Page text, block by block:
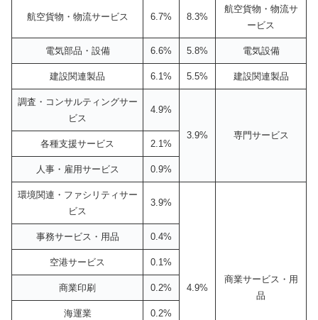
航空貨物・物流サービス 6.7% 8.3%
航空貨物・物流サ
ービス
電気部品・設備 6.6% 5.8% 電気設備
建設関連製品 6.1% 5.5% 建設関連製品
調査・コンサルティングサー
ビス
4.9%
3.9%
専門サービス
各種支援サービス
2.1%
人事・雇用サービス 0.9%
環境関連・ファシリティサー
ビス
3.9%
4.9%
商業サービス・用
品
事務サービス・用品 0.4%
空港サービス 0.1%
商業印刷 0.2%
海運業 0.2%